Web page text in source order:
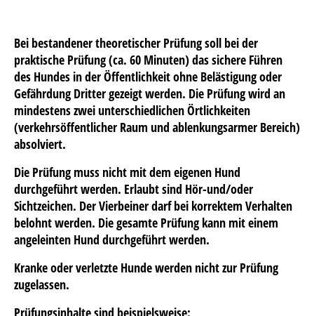
Bei bestandener theoretischer Prüfung soll bei der
praktische Prüfung(ca. 60 Minuten) das sichere Führen
des Hundes in der Öffentlichkeit ohne Belästigung oder
Gefährdung Dritter gezeigt werden. Die Prüfung wird an
mindestens zwei unterschiedlichen Örtlichkeiten
(verkehrsöffentlicher Raum und ablenkungsarmer Bereich)
absolviert.
Die Prüfung muss nicht mit dem eigenen Hund
durchgeführt werden. Erlaubt sind Hör-und/oder
Sichtzeichen. Der Vierbeiner darf bei korrektem Verhalten
belohnt werden. Die gesamte Prüfung kann mit einem
angeleinten Hund durchgeführt werden.
Kranke oder verletzte Hunde werden nicht zur Prüfung
zugelassen.
Prüfungsinhalte sind beispielsweise: